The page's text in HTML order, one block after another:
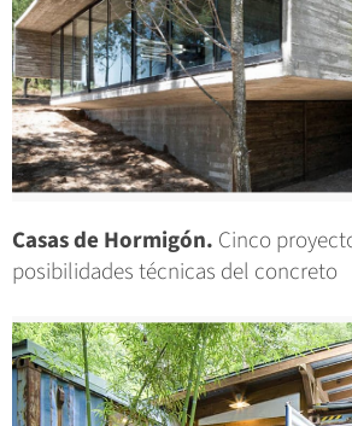
Casas de Hormigón. Cinco
posibilidades técnicas del concreto